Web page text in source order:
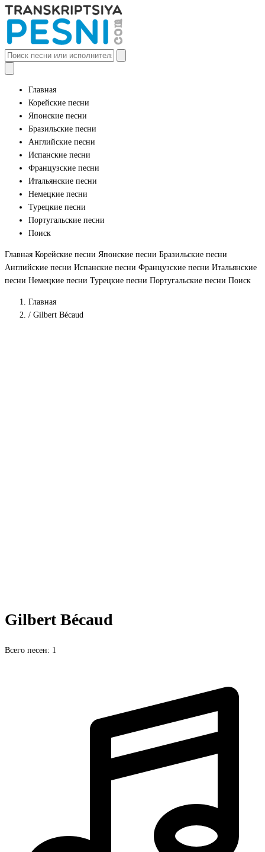
Главная
Корейские песни
Японские песни
Бразильские песни
Английские песни
Испанские песни
Французские песни
Итальянские песни
Немецкие песни
Турецкие песни
Португальские песни
Поиск
Главная Корейские песни Японские песни Бразильские песни
Английские песни Испанские песни Французские песни Итальянские
песни Немецкие песни Турецкие песни Португальские песни Поиск
Главная
/ Gilbert Bécaud
Gilbert Bécaud
Всего песен: 1